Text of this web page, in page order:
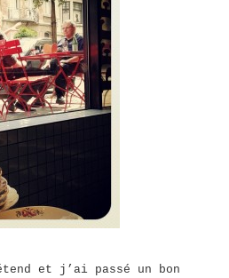
et j’ai passé un bon